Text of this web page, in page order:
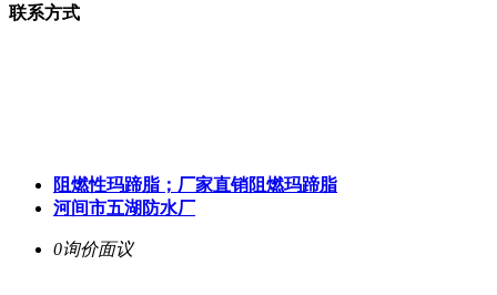
联系方式
阻燃性玛蹄脂；厂家直销阻燃玛蹄脂
河间市五湖防水厂
0询价面议